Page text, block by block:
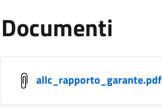
Documenti
allc_rapporto_garante.pdf